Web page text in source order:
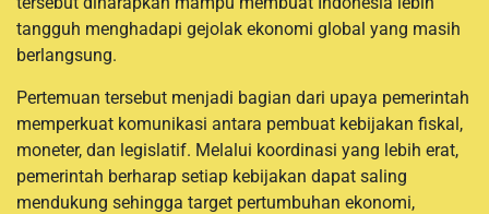
tangguh menghadapi gejolak ekonomi global yang masih
berlangsung.
Pertemuan tersebut menjadi bagian dari upaya pemerintah
memperkuat komunikasi antara pembuat kebijakan fiskal,
moneter, dan legislatif. Melalui koordinasi yang lebih erat,
pemerintah berharap setiap kebijakan dapat saling
mendukung sehingga target pertumbuhan ekonomi,